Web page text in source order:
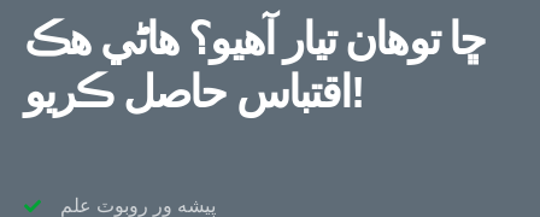
ڇا توهان تيار آهيو؟ هاڻي هڪ
اقتباس حاصل ڪريو!
پيشه ور روبوٽ علم